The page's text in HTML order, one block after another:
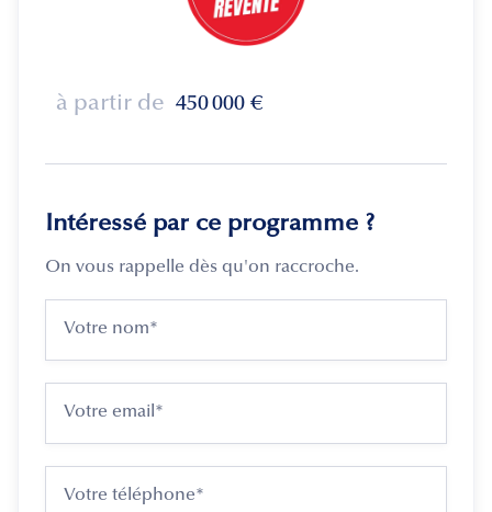
à partir de 450 000 €
Intéressé par ce programme ?
On vous rappelle dès qu'on raccroche.